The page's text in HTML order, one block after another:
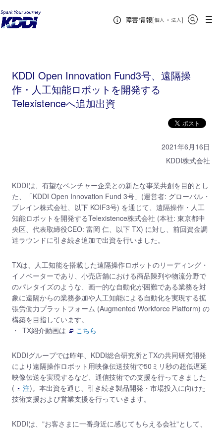
障害情報[個人 ・ 法人新規ウィンドウ
]
メニュー
KDDIホーム
Innovation Fund3号、遠隔操作・人工知能ロボットを開発するTelexistenceへ追加出資
KDDI Open Innovation Fund3号、遠隔操
作・人工知能ロボットを開発する
Telexistenceへ追加出資
2021年6月16日
KDDI株式会社
KDDIは、有望なベンチャー企業との新たな事業共創を目的とし
た、「KDDI Open Innovation Fund 3号」(運営者: グローバル・
ブレイン株式会社、以下 KOIF3号) を通じて、遠隔操作・人工
知能ロボットを開発するTelexistence株式会社 (本社: 東京都中
央区、代表取締役CEO: 富岡 仁、以下 TX) に対し、前回資金調
達ラウンドに引き続き追加で出資を行いました。
TXは、人工知能を搭載した遠隔操作ロボットのリーディング・
イノベーターであり、小売店舗における商品陳列や物流分野で
のパレタイズのような、画一的な自動化が困難である業務を対
象に遠隔からの業務参加や人工知能による自動化を実現する拡
張労働力プラットフォーム (Augmented Workforce Platform) の
構築を目指しています。
TX紹介動画は
こちら
KDDIグループでは昨年、KDDI総合研究所とTXの共同研究開発
により遠隔操作ロボット用映像伝送技術で50ミリ秒の超低遅延
映像伝送を実現するなど、通信技術での支援を行ってきました
(
注)。本出資を通じ、引き続き製品開発・市場投入に向けた
技術支援および営業支援を行っていきます。
KDDIは、"お客さまに一番身近に感じてもらえる会社"として、